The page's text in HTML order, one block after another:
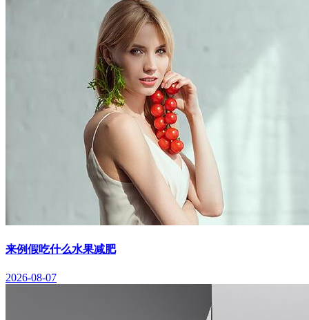
来例假吃什么水果减肥
2026-08-07